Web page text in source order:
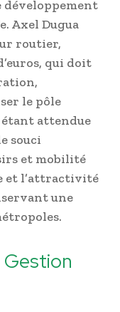
développement
Axel Dugua
routier,
qui doit
le pôle
étant attendue
souci
et mobilité
et l’attractivité
une